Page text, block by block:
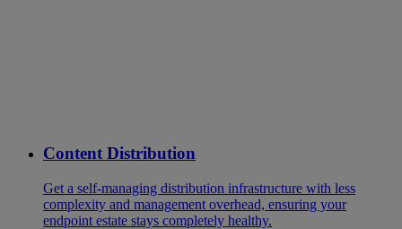
Content Distribution
Get a self-managing distribution infrastructure with less
complexity and management overhead, ensuring your
endpoint estate stays completely healthy.